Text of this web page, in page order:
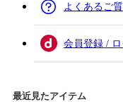
よくあるご
会員登録 /
最近見たアイテム